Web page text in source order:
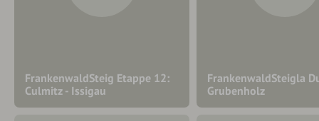
FrankenwaldSteig Etappe 12:
Culmitz - Issigau
FrankenwaldSteigla
Grubenholz